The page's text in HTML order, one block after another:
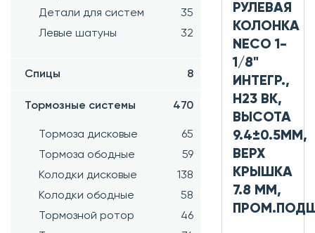
Детали для систем
35
Левые шатуны
32
Спицы 8
Тормозные системы 470
Тормоза дисковые
65
Тормоза ободные
59
Колодки дисковые
138
Колодки ободные
58
Тормозной ротор
46
РУЛЕВАЯ
КОЛОНКА
NECO 1-
1/8"
ИНТЕГР.,
H23 BK,
ВЫСОТА
9.4±0.5ММ,
ВЕРХ
КРЫШКА
7.8 ММ,